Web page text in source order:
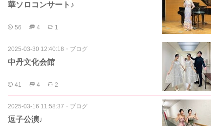
華ソロコンサート♪
56 4 1
2025-03-30 12:40:18 ・ ブログ
中丹文化会館
41 4 2
2025-03-16 11:58:37 ・ ブログ
逗子公演♩